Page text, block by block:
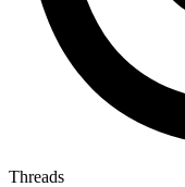
Threads